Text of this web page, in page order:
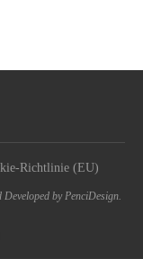
Richtlinie (EU)
by PenciDesign.